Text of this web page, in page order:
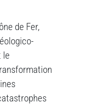
de Fer,
le